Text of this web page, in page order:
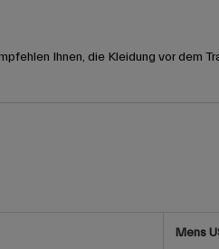
Ihnen, die Kleidung vor dem
Mens